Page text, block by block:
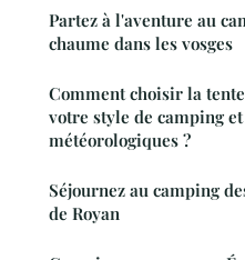
Partez à l'aventure au
chaume dans les vosges
Comment choisir la
votre style de camping
météorologiques ?
Séjournez au camping
de Royan